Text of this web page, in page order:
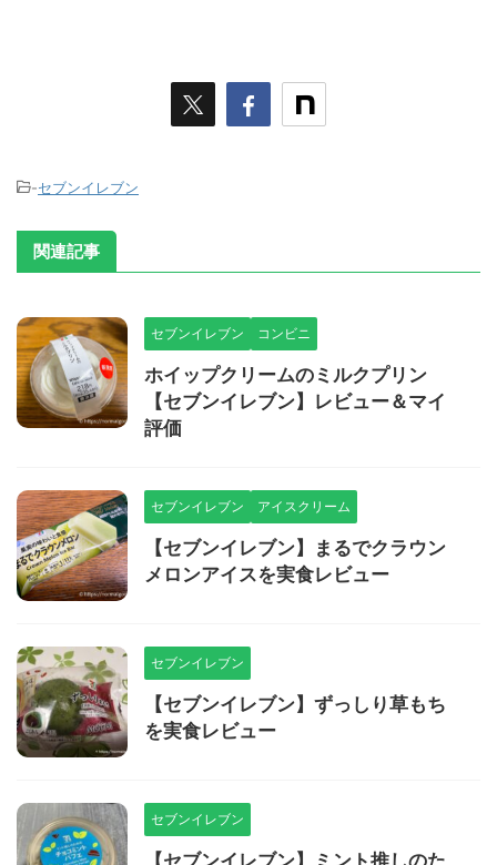
-セブンイレブン
関連記事
セブンイレブン コンビニ
ホイップクリームのミルクプリン
【セブンイレブン】レビュー＆マイ
評価
セブンイレブン アイスクリーム
【セブンイレブン】まるでクラウン
メロンアイスを実食レビュー
セブンイレブン
【セブンイレブン】ずっしり草もち
を実食レビュー
セブンイレブン
【セブンイレブン】ミント推しのた